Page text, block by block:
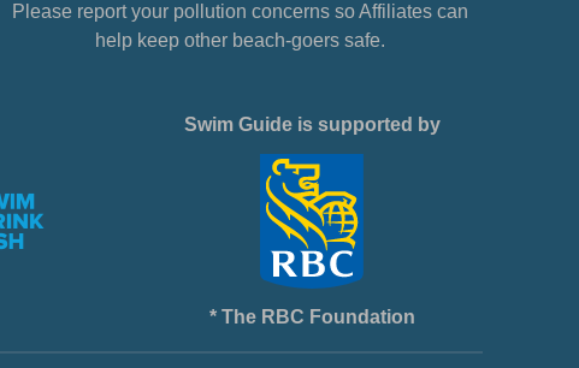
Please report your pollution concerns so Affiliates can
help keep other beach-goers safe.
Swim Guide is supported by
* The RBC Foundation